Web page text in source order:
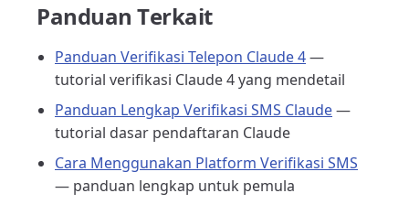
Panduan Terkait
Panduan Verifikasi Telepon Claude 4—
tutorial verifikasi Claude 4 yang mendetail
Panduan Lengkap Verifikasi SMS Claude—
tutorial dasar pendaftaran Claude
Cara Menggunakan Platform Verifikasi SMS
— panduan lengkap untuk pemula